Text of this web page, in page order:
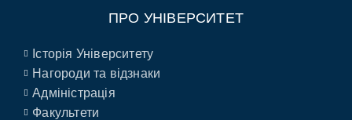
ПРО УНІВЕРСИТЕТ
Історія Університету
Нагороди та відзнаки
Адміністрація
Факультети